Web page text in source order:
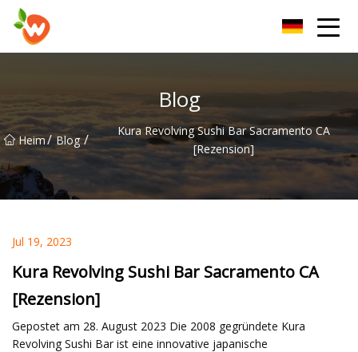
Blog
Heim/ Blog /
Kura Revolving Sushi Bar Sacramento CA
[Rezension]
Jul 19, 2023
Kura Revolving Sushi Bar Sacramento CA
[Rezension]
Gepostet am 28. August 2023 Die 2008 gegründete Kura
Revolving Sushi Bar ist eine innovative japanische